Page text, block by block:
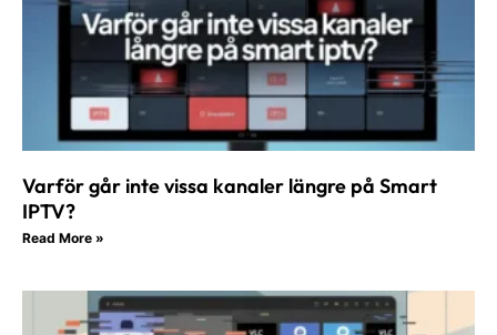
Varför går inte vissa kanaler längre på Smart
IPTV?
Read More »